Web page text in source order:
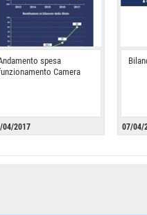
spesa
Camera
04/2017 07/04/